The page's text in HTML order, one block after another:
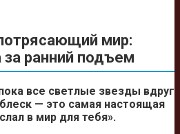
мир:
ранний подъем
все светлые звезды вдруг
— это самая настоящая
в мир для тебя».